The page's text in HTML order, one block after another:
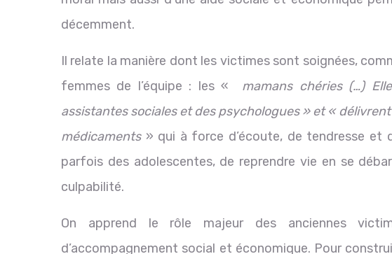
décemment.
Il relate la manière dont les victimes sont soignées,
femmes de l’équipe : les «
mamans chéries (…)
assistantes sociales et des psychologues » et «
médicaments» qui à force d’écoute, de tendresse et
parfois des adolescentes, de reprendre vie en se
culpabilité.
On apprend le rôle majeur des anciennes
d’accompagnement social et économique. Pour